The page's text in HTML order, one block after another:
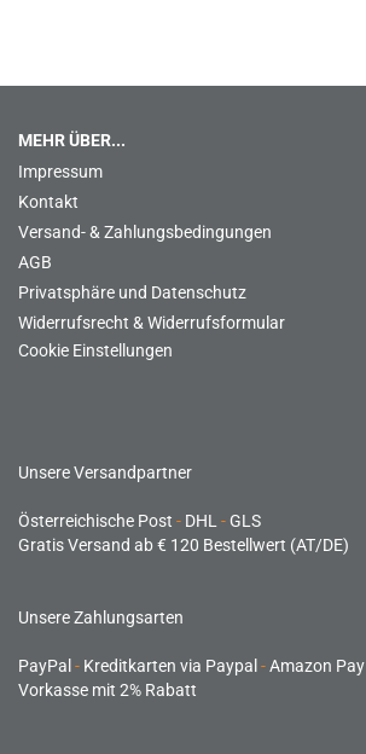
MEHR ÜBER...
Impressum
Kontakt
Versand- & Zahlungsbedingungen
AGB
Privatsphäre und Datenschutz
Widerrufsrecht & Widerrufsformular
Cookie Einstellungen
Unsere Versandpartner
Österreichische Post - DHL -GLS
Gratis Versand ab € 120 Bestellwert (AT/DE)
Unsere Zahlungsarten
PayPal - Kreditkarten via Paypal -Amazon Pay
Vorkasse mit 2% Rabatt